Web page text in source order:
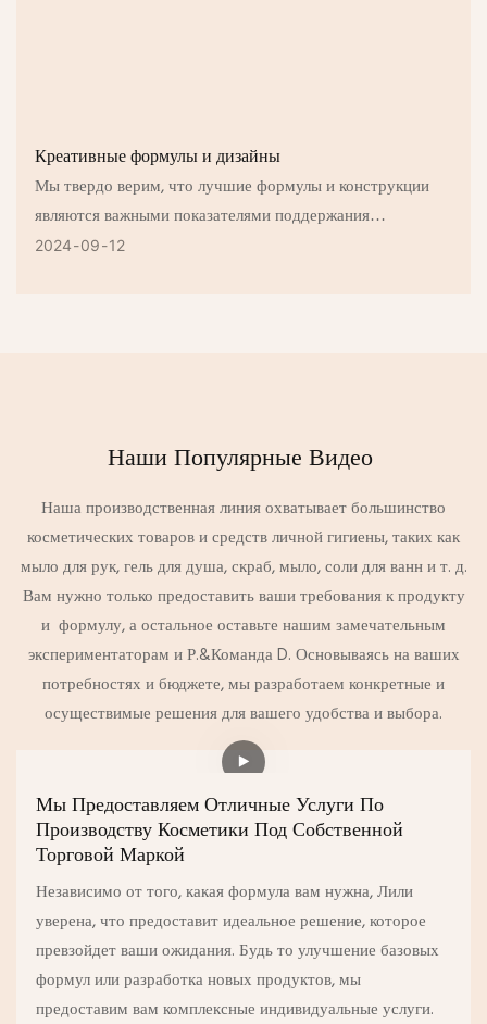
Креативные формулы и дизайны
Мы твердо верим, что лучшие формулы и конструкции
являются важными показателями поддержания
конкурентоспособности нашей компании.
2024 09 12
Наши Популярные Видео
Наша производственная линия охватывает большинство
косметических товаров и средств личной гигиены, таких как
мыло для рук, гель для душа, скраб, мыло, соли для ванн и т. д.
Вам нужно только предоставить ваши требования к продукту
и формулу, а остальное оставьте нашим замечательным
экспериментаторам и Р.&Команда D. Основываясь на ваших
потребностях и бюджете, мы разработаем конкретные и
осуществимые решения для вашего удобства и выбора.
Мы Предоставляем Отличные Услуги По
Производству Косметики Под Собственной
Торговой Маркой
Независимо от того, какая формула вам нужна, Лили
уверена, что предоставит идеальное решение, которое
превзойдет ваши ожидания. Будь то улучшение базовых
формул или разработка новых продуктов, мы
предоставим вам комплексные индивидуальные услуги.